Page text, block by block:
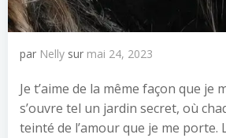
par Nelly sur mai 24, 2023
Je t’aime de la même façon que je
s’ouvre tel un jardin secret, où
teinté de l’amour que je me porte.